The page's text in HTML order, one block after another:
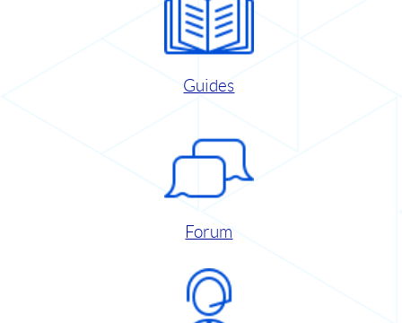
Guides
Forum